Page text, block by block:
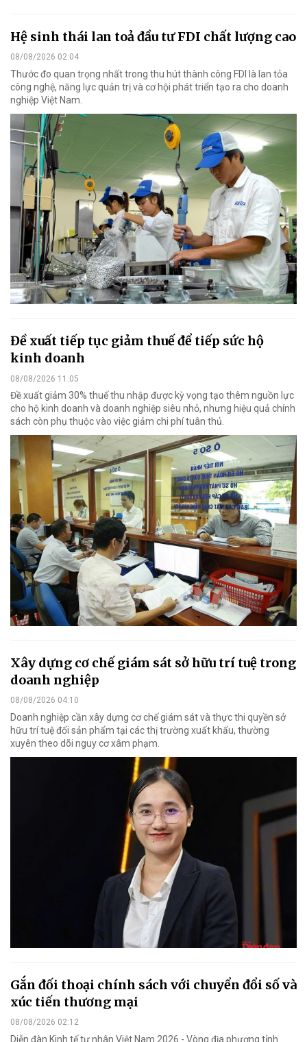
Hệ sinh thái lan toả đầu tư FDI chất lượng cao
08/08/2026 02:04
Thước đo quan trọng nhất trong thu hút thành công FDI là lan tỏa
công nghệ, năng lực quản trị và cơ hội phát triển tạo ra cho doanh
nghiệp Việt Nam.
Đề xuất tiếp tục giảm thuế để tiếp sức hộ
kinh doanh
08/08/2026 11:05
Đề xuất giảm 30% thuế thu nhập được kỳ vọng tạo thêm nguồn lực
cho hộ kinh doanh và doanh nghiệp siêu nhỏ, nhưng hiệu quả chính
sách còn phụ thuộc vào việc giảm chi phí tuân thủ.
Xây dựng cơ chế giám sát sở hữu trí tuệ trong
doanh nghiệp
08/08/2026 04:10
Doanh nghiệp cần xây dựng cơ chế giám sát và thực thi quyền sở
hữu trí tuệ đối sản phẩm tại các thị trường xuất khẩu, thường
xuyên theo dõi nguy cơ xâm phạm.
Gắn đối thoại chính sách với chuyển đổi số và
xúc tiến thương mại
08/08/2026 02:12
Diễn đàn Kinh tế tư nhân Việt Nam 2026 - Vòng địa phương tỉnh